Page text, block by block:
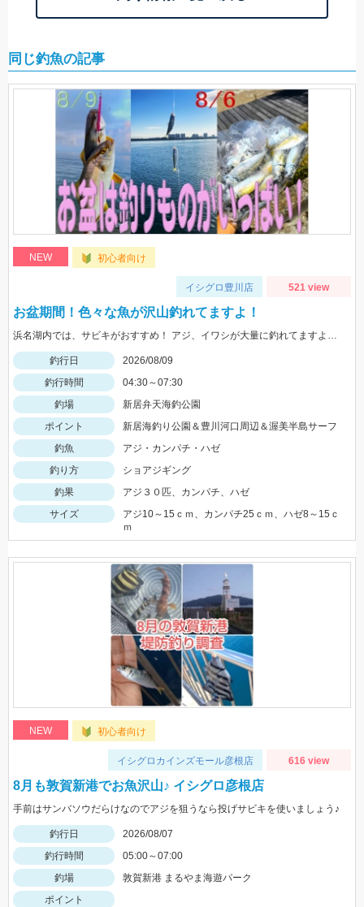
同じ釣魚の記事
NEW 初心者向け
イシグロ豊川店 521 view
お盆期間！色々な魚が沢山釣れてますよ！
浜名湖内では、サビキがおすすめ！ アジ、イワシが大量に釣れてますよ。 豊川周辺では、ハゼが入れ喰い状態！ 渥美半島側では、マゴチ、ヒラメ、青物 などターゲットが多数回遊中！
釣行日
2026/08/09
釣行時間
04:30～07:30
釣場
新居弁天海釣公園
ポイント
新居海釣り公園＆豊川河口周辺＆渥美半島サーフ
釣魚
アジ・カンパチ・ハゼ
釣り方
ショアジギング
釣果
アジ３０匹、カンパチ、ハゼ
サイズ
アジ10～15ｃｍ、カンパチ25ｃｍ、ハゼ8～15ｃ
ｍ
NEW 初心者向け
イシグロカインズモール彦根店 616 view
8月も敦賀新港でお魚沢山♪ イシグロ彦根店
手前はサンバソウだらけなのでアジを狙うなら投げサビキを使いましょう♪
釣行日
2026/08/07
釣行時間
05:00～07:00
釣場
敦賀新港 まるやま海遊パーク
ポイント